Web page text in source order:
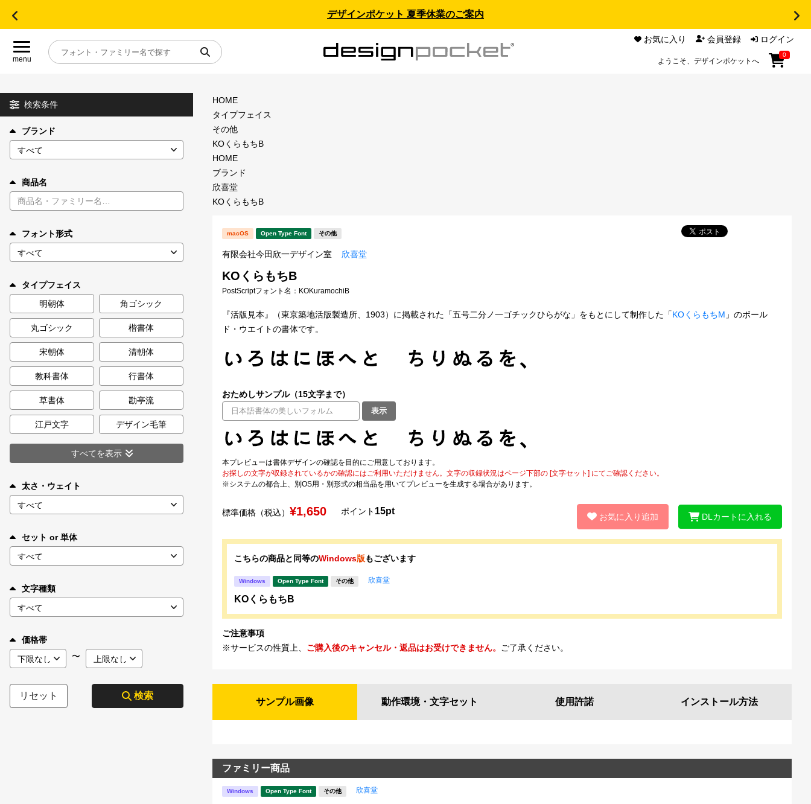
デザインポケット 夏季休業のご案内
menu
お気に入り 会員登録 ログイン
ようこそ、デザインポケットへ
0
目的別フォントガイド
特集
年間ライセンス商品
キャンペーン一覧
カート 0
マイページ
お気に入り
ご利用ガイド
お問い合わせ
検索条件
ブランド
商品名
フォント形式
タイプフェイス
明朝体
角ゴシック
丸ゴシック 楷書体
宋朝体 清朝体
教科書体 行書体
草書体 勘亭流
江戸文字 デザイン毛筆
すべてを表示
太さ・ウェイト
セット or 単体
文字種類
価格帯
〜
リセット 検索
HOME
タイプフェイス
その他
KOくらもちB
HOME
ブランド
欣喜堂
KOくらもちB
macOS Open Type Font その他
有限会社今田欣一デザイン室 欣喜堂
KOくらもちB
PostScriptフォント名： KOKuramochiB
『活版見本』（東京築地活版製造所、1903）に掲載された「五号二分ノ一ゴチックひらがな」をもとにして制作した「KOくらもちM 」のボール
ド・ウエイトの書体です。
おためしサンプル（15文字まで）
表示
本プレビューは書体デザインの確認を目的にご用意しております。
お探しの文字が収録されているかの確認にはご利用いただけません。文字の収録状況はページ下部の [文字セット] にてご確認ください。
※システムの都合上、別OS用・別形式の相当品を用いてプレビューを生成する場合があります。
標準価格（税込） ¥1,650 ポイント 15pt
お気に入り追加 DLカートに入れる
こちらの商品と同等のWindows版もございます
Windows Open Type Font その他 欣喜堂
KOくらもちB
ご注意事項
※サービスの性質上、 ご購入後のキャンセル・返品はお受けできません。 ご了承ください。
サンプル画像 動作環境・ 文字セット 使用許諾 インストール方法
ファミリー商品
Windows Open Type Font その他 欣喜堂